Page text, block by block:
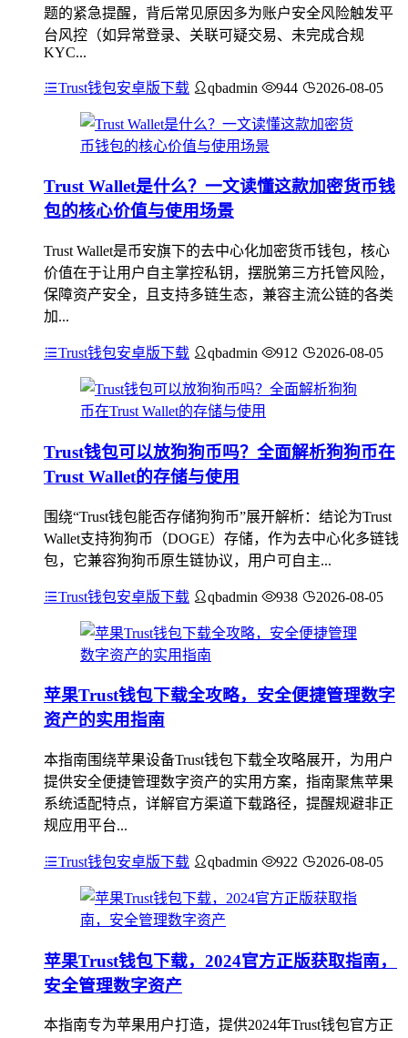
题的紧急提醒，背后常见原因多为账户安全风险触发平
台风控（如异常登录、关联可疑交易、未完成合规
KYC...
Trust钱包安卓版下载 qbadmin 944 2026-08-05
Trust Wallet是什么？一文读懂这款加密货币钱
包的核心价值与使用场景
Trust Wallet是币安旗下的去中心化加密货币钱包，核心
价值在于让用户自主掌控私钥，摆脱第三方托管风险，
保障资产安全，且支持多链生态，兼容主流公链的各类
加...
Trust钱包安卓版下载 qbadmin 912 2026-08-05
Trust钱包可以放狗狗币吗？全面解析狗狗币在
Trust Wallet的存储与使用
围绕“Trust钱包能否存储狗狗币”展开解析：结论为Trust
Wallet支持狗狗币（DOGE）存储，作为去中心化多链钱
包，它兼容狗狗币原生链协议，用户可自主...
Trust钱包安卓版下载 qbadmin 938 2026-08-05
苹果Trust钱包下载全攻略，安全便捷管理数字
资产的实用指南
本指南围绕苹果设备Trust钱包下载全攻略展开，为用户
提供安全便捷管理数字资产的实用方案，指南聚焦苹果
系统适配特点，详解官方渠道下载路径，提醒规避非正
规应用平台...
Trust钱包安卓版下载 qbadmin 922 2026-08-05
苹果Trust钱包下载，2024官方正版获取指南，
安全管理数字资产
本指南专为苹果用户打造，提供2024年Trust钱包官方正